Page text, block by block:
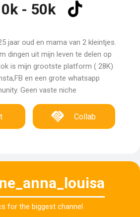
- 50k
jaar oud en mama van 2 kleintjes.
dingen uit mijn leven te delen op
is mijn grootste platform ( 28K)
en een grote whatsapp
Geen vaste niche
Collab
for the biggest channel